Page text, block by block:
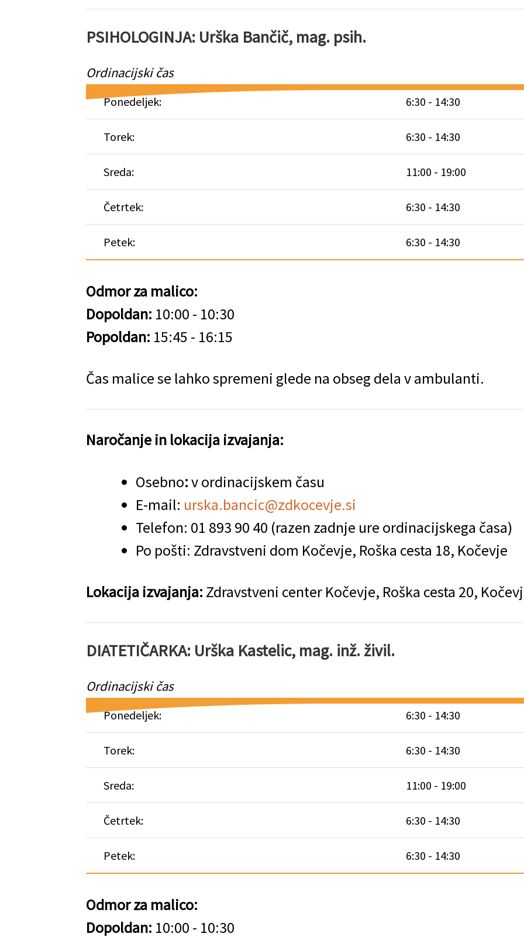
PSIHOLOGINJA: Urška Bančič, mag. psih.
Ordinacijski čas
Ponedeljek: 6:30 - 14:30
Torek: 6:30 - 14:30
Sreda: 11:00 - 19:00
Četrtek: 6:30 - 14:30
Petek: 6:30 - 14:30
Odmor za malico:
Dopoldan: 10:00 - 10:30
Popoldan: 15:45 - 16:15
Čas malice se lahko spremeni glede na obseg dela v ambulanti.
Naročanje in lokacija izvajanja:
Osebno:v ordinacijskem času
E-mail: urska.bancic@zdkocevje.si
Telefon: 01 893 90 40 (razen zadnje ure ordinacijskega časa)
Po pošti: Zdravstveni dom Kočevje, Roška cesta 18, Kočevje
Lokacija izvajanja: Zdravstveni center Kočevje, Roška cesta 20,
DIATETIČARKA: Urška Kastelic, mag. inž. živil.
Ordinacijski čas
Ponedeljek: 6:30 - 14:30
Torek: 6:30 - 14:30
Sreda: 11:00 - 19:00
Četrtek: 6:30 - 14:30
Petek: 6:30 - 14:30
Odmor za malico:
Dopoldan: 10:00 - 10:30